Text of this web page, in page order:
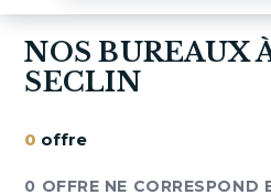
NOS BUREAUX
SECLIN
0 offre
0 OFFRE NE CORRESPOND